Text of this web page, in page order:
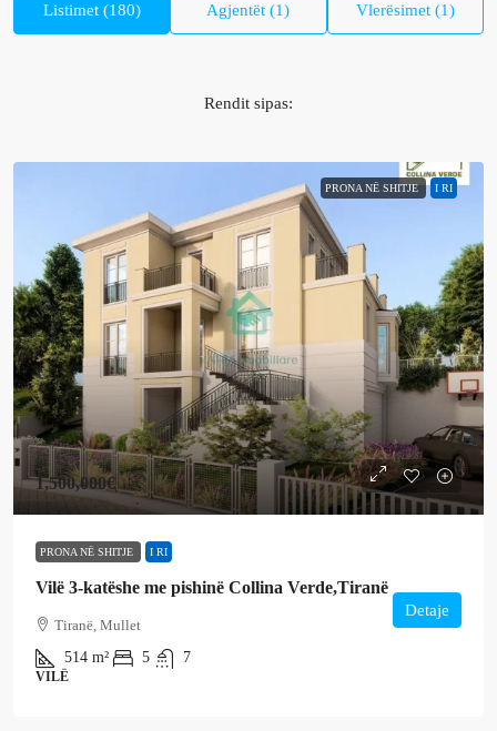
Listimet (180) Agjentët (1) Vlerësimet (1)
Rendit sipas:
PRONA NË SHITJE I RI
1,500,000€
PRONA NË SHITJE I RI
Vilë 3-katëshe me pishinë Collina Verde,Tiranë
Tiranë, Mullet
514 m² 5 7
VILË
Detaje